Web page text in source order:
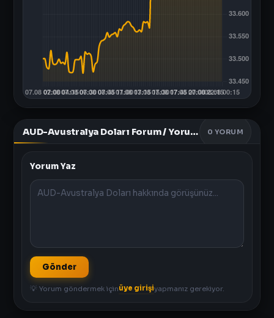
AUD-Avustralya Doları Forum / Yorumlar 0 YORUM
Yorum Yaz
Gönder
💡 Yorum göndermek içinüye girişiyapmanız gerekiyor.